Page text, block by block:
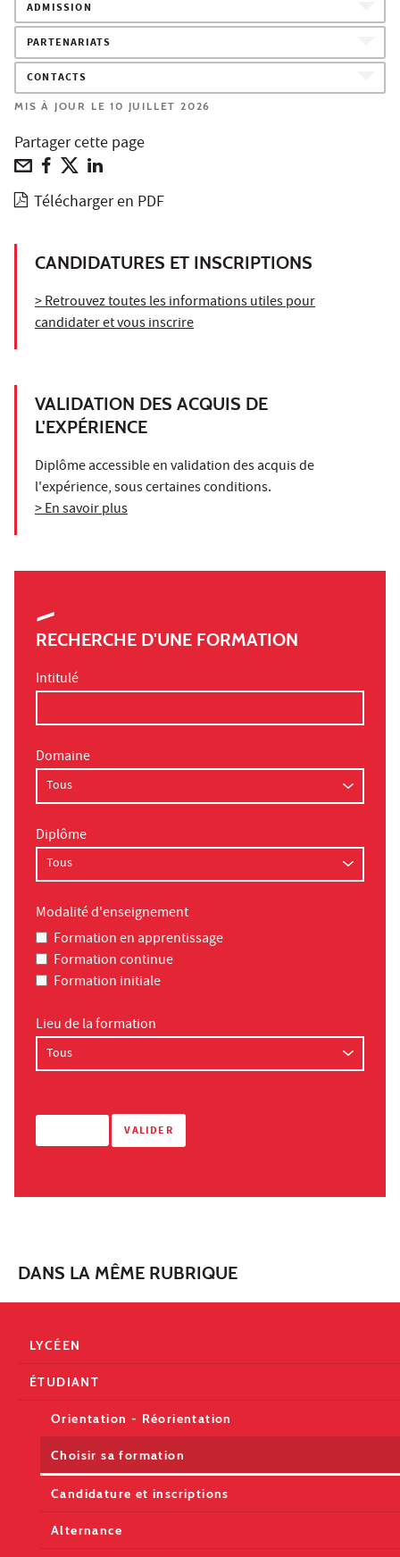
ADMISSION
PARTENARIATS
CONTACTS
MIS À JOUR LE 10 JUILLET 2026
Partager cette page
Télécharger en PDF
CANDIDATURES ET INSCRIPTIONS
> Retrouvez toutes les informations utiles pour
candidater et vous inscrire
VALIDATION DES ACQUIS DE
L'EXPÉRIENCE
Diplôme accessible en validation des acquis de
l'expérience, sous certaines conditions.
> En savoir plus
RECHERCHE D'UNE FORMATION
Intitulé
Domaine
Diplôme
Modalité d'enseignement
Formation en apprentissage
Formation continue
Formation initiale
Lieu de la formation
DANS LA MÊME RUBRIQUE
LYCÉEN
ÉTUDIANT
Orientation - Réorientation
Choisir sa formation
Candidature et inscriptions
Alternance